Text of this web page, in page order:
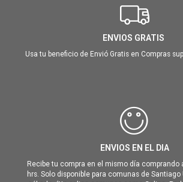
ENVIOS GRATIS
Usa tu beneficio de Envió Gratis en Compras
ENVIOS EN EL DIA
Recibe tu compra en el mismo día comprando
hrs. Solo disponible para comunas de Santiago